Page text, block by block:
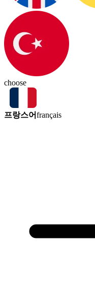
choose
프랑스어français